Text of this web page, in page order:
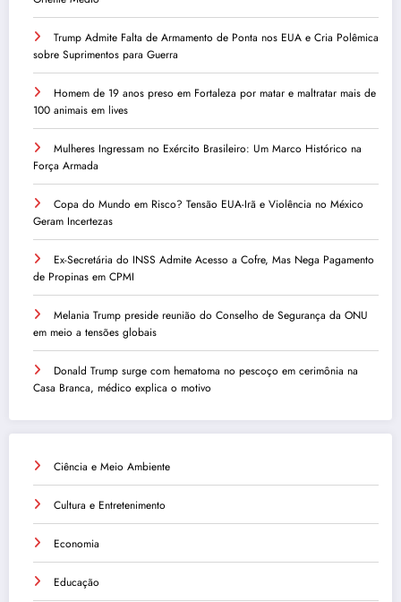
Trump Admite Falta de Armamento de Ponta nos EUA e Cria Polêmica
sobre Suprimentos para Guerra
Homem de 19 anos preso em Fortaleza por matar e maltratar mais de
100 animais em lives
Mulheres Ingressam no Exército Brasileiro: Um Marco Histórico na
Força Armada
Copa do Mundo em Risco? Tensão EUA-Irã e Violência no México
Geram Incertezas
Ex-Secretária do INSS Admite Acesso a Cofre, Mas Nega Pagamento
de Propinas em CPMI
Melania Trump preside reunião do Conselho de Segurança da ONU
em meio a tensões globais
Donald Trump surge com hematoma no pescoço em cerimônia na
Casa Branca, médico explica o motivo
Ciência e Meio Ambiente
Cultura e Entretenimento
Economia
Educação